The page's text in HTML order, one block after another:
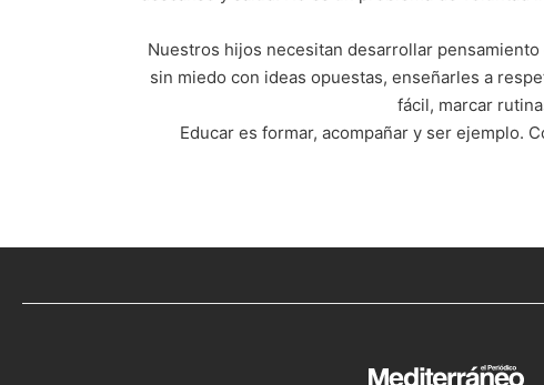
Nuestros hijos necesitan desarrollar
sin miedo con ideas opuestas, enseñarles a
fácil, marcar
Educar es formar, acompañar y ser ejemplo.